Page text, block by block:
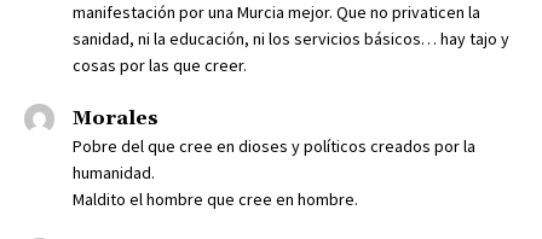
manifestación por una Murcia mejor. Que no privaticen la
sanidad, ni la educación, ni los servicios básicos… hay tajo y
cosas por las que creer.
Morales
Pobre del que cree en dioses y políticos creados por la
humanidad.
Maldito el hombre que cree en hombre.